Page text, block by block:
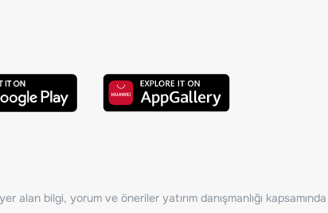
alan bilgi, yorum ve öneriler yatırım danışmanlığı